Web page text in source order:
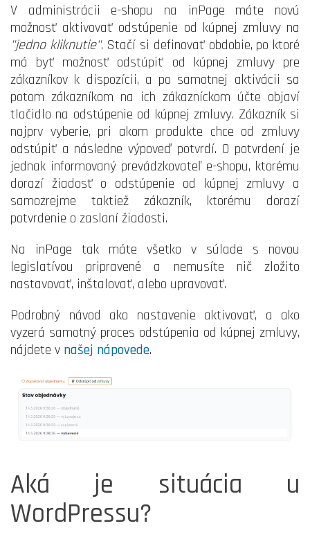
V administrácii e-shopu na inPage máte novú
možnosť aktivovať odstúpenie od kúpnej zmluvy na
"jedno kliknutie". Stačí si definovať obdobie, po ktoré
má byť možnosť odstúpiť od kúpnej zmluvy pre
zákazníkov k dispozícii, a po samotnej aktivácii sa
potom zákazníkom na ich zákazníckom účte objaví
tlačidlo na odstúpenie od kúpnej zmluvy. Zákazník si
najprv vyberie, pri akom produkte chce od zmluvy
odstúpiť a následne výpoveď potvrdí. O potvrdení je
jednak informovaný prevádzkovateľ e-shopu, ktorému
dorazí žiadosť o odstúpenie od kúpnej zmluvy a
samozrejme taktiež zákazník, ktorému dorazí
potvrdenie o zaslaní žiadosti.
Na inPage tak máte všetko v súlade s novou
legislatívou pripravené a nemusíte nič zložito
nastavovať, inštalovať, alebo upravovať.
Podrobný návod ako nastavenie aktivovať, a ako
vyzerá samotný proces odstúpenia od kúpnej zmluvy,
nájdete v našej nápovede.
Aká je situácia u
WordPressu?